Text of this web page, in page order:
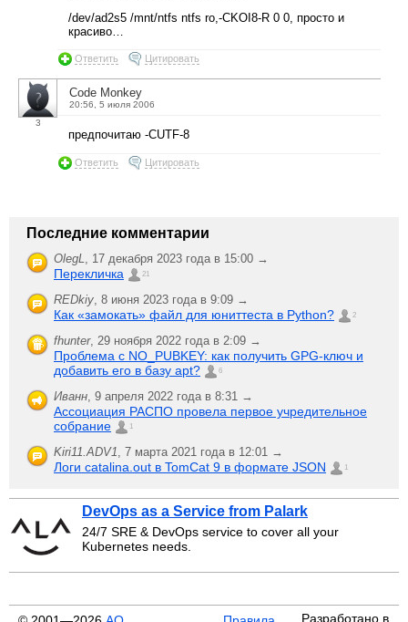
/dev/ad2s5 /mnt/ntfs ntfs ro,-CKOI8-R 0 0, просто и
красиво…
Ответить Цитировать
3
Code Monkey
20:56, 5 июля 2006
предпочитаю -CUTF-8
Ответить Цитировать
Последние комментарии
OlegL, 17 декабря 2023 года в 15:00 →
Перекличка 21
REDkiy, 8 июня 2023 года в 9:09 →
Как «замокать» файл для юниттеста в Python? 2
fhunter, 29 ноября 2022 года в 2:09 →
Проблема с NO_PUBKEY: как получить GPG-ключ и
добавить его в базу apt?
6
Иванн, 9 апреля 2022 года в 8:31 →
Ассоциация РАСПО провела первое учредительное
собрание
1
Kiri11.ADV1, 7 марта 2021 года в 12:01 →
Логи catalina.out в TomCat 9 в формате JSON 1
DevOps as a Service from Palark
24/7 SRE & DevOps service to cover all your
Kubernetes needs.
Разработано в